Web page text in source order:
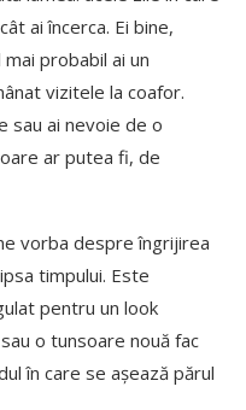
ai încerca. Ei bine,
probabil ai un
vizitele la coafor.
sau ai nevoie de o
ar putea fi, de
vorba despre îngrijirea
timpului. Este
pentru un look
o tunsoare nouă fac
în care se așează părul